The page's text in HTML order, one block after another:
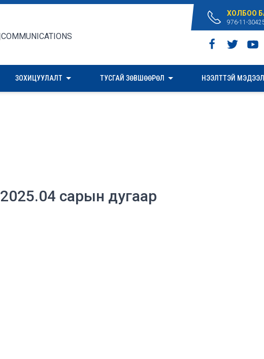
ХОЛБОО
976-11-
ЗОХИЦУУЛАЛТ ТУСГАЙ ЗӨВШӨӨРӨЛ НЭЭЛТТЭЙ
2025.04 сарын дугаар